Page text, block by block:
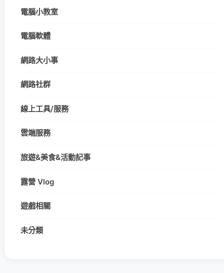
電腦小教室
電腦軟體
網路大小事
網路社群
線上工具/服務
雲端服務
旅遊&美食&活動記事
露營 Vlog
遊戲相關
未分類